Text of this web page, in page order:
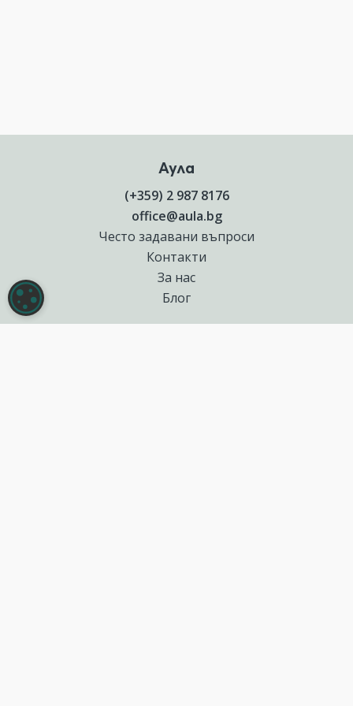
Аула
(+359) 2 987 8176
office@aula.bg
Често задавани въпроси
Контакти
За нас
Блог
НАСТРОЙКИ НА БИСКВИТКИТЕ